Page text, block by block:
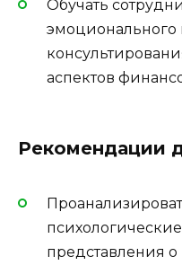
Обучать
эмоционального
аспектов
Рекомендации
представления